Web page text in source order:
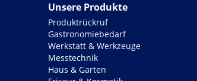
Unsere Produkte
Produktrückruf
Gastronomiebedarf
Werkstatt & Werkzeuge
Messtechnik
Haus & Garten